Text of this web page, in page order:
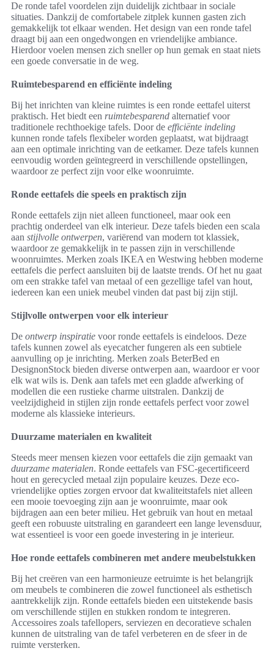
De ronde tafel voordelen zijn duidelijk zichtbaar in sociale
situaties. Dankzij de comfortabele zitplek kunnen gasten zich
gemakkelijk tot elkaar wenden. Het design van een ronde tafel
draagt bij aan een ongedwongen en vriendelijke ambiance.
Hierdoor voelen mensen zich sneller op hun gemak en staat niets
een goede conversatie in de weg.
Ruimtebesparend en efficiënte indeling
Bij het inrichten van kleine ruimtes is een ronde eettafel uiterst
praktisch. Het biedt een ruimtebesparend alternatief voor
traditionele rechthoekige tafels. Door de efficiënte indeling
kunnen ronde tafels flexibeler worden geplaatst, wat bijdraagt
aan een optimale inrichting van de eetkamer. Deze tafels kunnen
eenvoudig worden geïntegreerd in verschillende opstellingen,
waardoor ze perfect zijn voor elke woonruimte.
Ronde eettafels die speels en praktisch zijn
Ronde eettafels zijn niet alleen functioneel, maar ook een
prachtig onderdeel van elk interieur. Deze tafels bieden een scala
aan stijlvolle ontwerpen, variërend van modern tot klassiek,
waardoor ze gemakkelijk in te passen zijn in verschillende
woonruimtes. Merken zoals IKEA en Westwing hebben moderne
eettafels die perfect aansluiten bij de laatste trends. Of het nu gaat
om een strakke tafel van metaal of een gezellige tafel van hout,
iedereen kan een uniek meubel vinden dat past bij zijn stijl.
Stijlvolle ontwerpen voor elk interieur
De ontwerp inspiratie voor ronde eettafels is eindeloos. Deze
tafels kunnen zowel als eyecatcher fungeren als een subtiele
aanvulling op je inrichting. Merken zoals BeterBed en
DesignonStock bieden diverse ontwerpen aan, waardoor er voor
elk wat wils is. Denk aan tafels met een gladde afwerking of
modellen die een rustieke charme uitstralen. Dankzij de
veelzijdigheid in stijlen zijn ronde eettafels perfect voor zowel
moderne als klassieke interieurs.
Duurzame materialen en kwaliteit
Steeds meer mensen kiezen voor eettafels die zijn gemaakt van
duurzame materialen. Ronde eettafels van FSC-gecertificeerd
hout en gerecycled metaal zijn populaire keuzes. Deze eco-
vriendelijke opties zorgen ervoor dat kwaliteitstafels niet alleen
een mooie toevoeging zijn aan je woonruimte, maar ook
bijdragen aan een beter milieu. Het gebruik van hout en metaal
geeft een robuuste uitstraling en garandeert een lange levensduur,
wat essentieel is voor een goede investering in je interieur.
Hoe ronde eettafels combineren met andere meubelstukken
Bij het creëren van een harmonieuze eetruimte is het belangrijk
om meubels te combineren die zowel functioneel als esthetisch
aantrekkelijk zijn. Ronde eettafels bieden een uitstekende basis
om verschillende stijlen en stukken rondom te integreren.
Accessoires zoals tafellopers, serviezen en decoratieve schalen
kunnen de uitstraling van de tafel verbeteren en de sfeer in de
ruimte versterken.